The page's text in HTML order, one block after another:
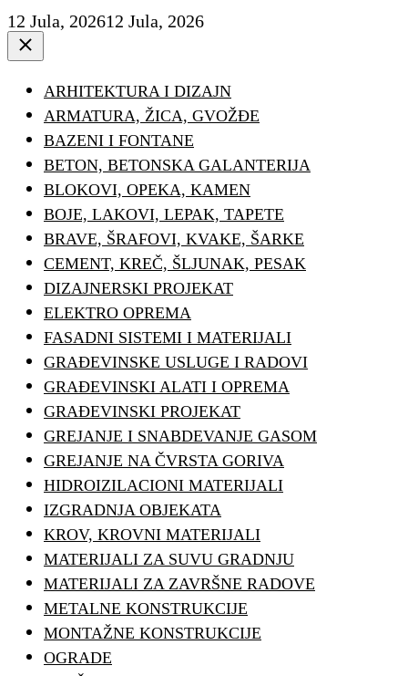
12 Jula, 202612 Jula, 2026
Close
ARHITEKTURA I DIZAJN
ARMATURA, ŽICA, GVOŽĐE
BAZENI I FONTANE
BETON, BETONSKA GALANTERIJA
BLOKOVI, OPEKA, KAMEN
BOJE, LAKOVI, LEPAK, TAPETE
BRAVE, ŠRAFOVI, KVAKE, ŠARKE
CEMENT, KREČ, ŠLJUNAK, PESAK
DIZAJNERSKI PROJEKAT
ELEKTRO OPREMA
FASADNI SISTEMI I MATERIJALI
GRAĐEVINSKE USLUGE I RADOVI
GRAĐEVINSKI ALATI I OPREMA
GRAĐEVINSKI PROJEKAT
GREJANJE I SNABDEVANJE GASOM
GREJANJE NA ČVRSTA GORIVA
HIDROIZILACIONI MATERIJALI
IZGRADNJA OBJEKATA
KROV, KROVNI MATERIJALI
MATERIJALI ZA SUVU GRADNJU
MATERIJALI ZA ZAVRŠNE RADOVE
METALNE KONSTRUKCIJE
MONTAŽNE KONSTRUKCIJE
OGRADE